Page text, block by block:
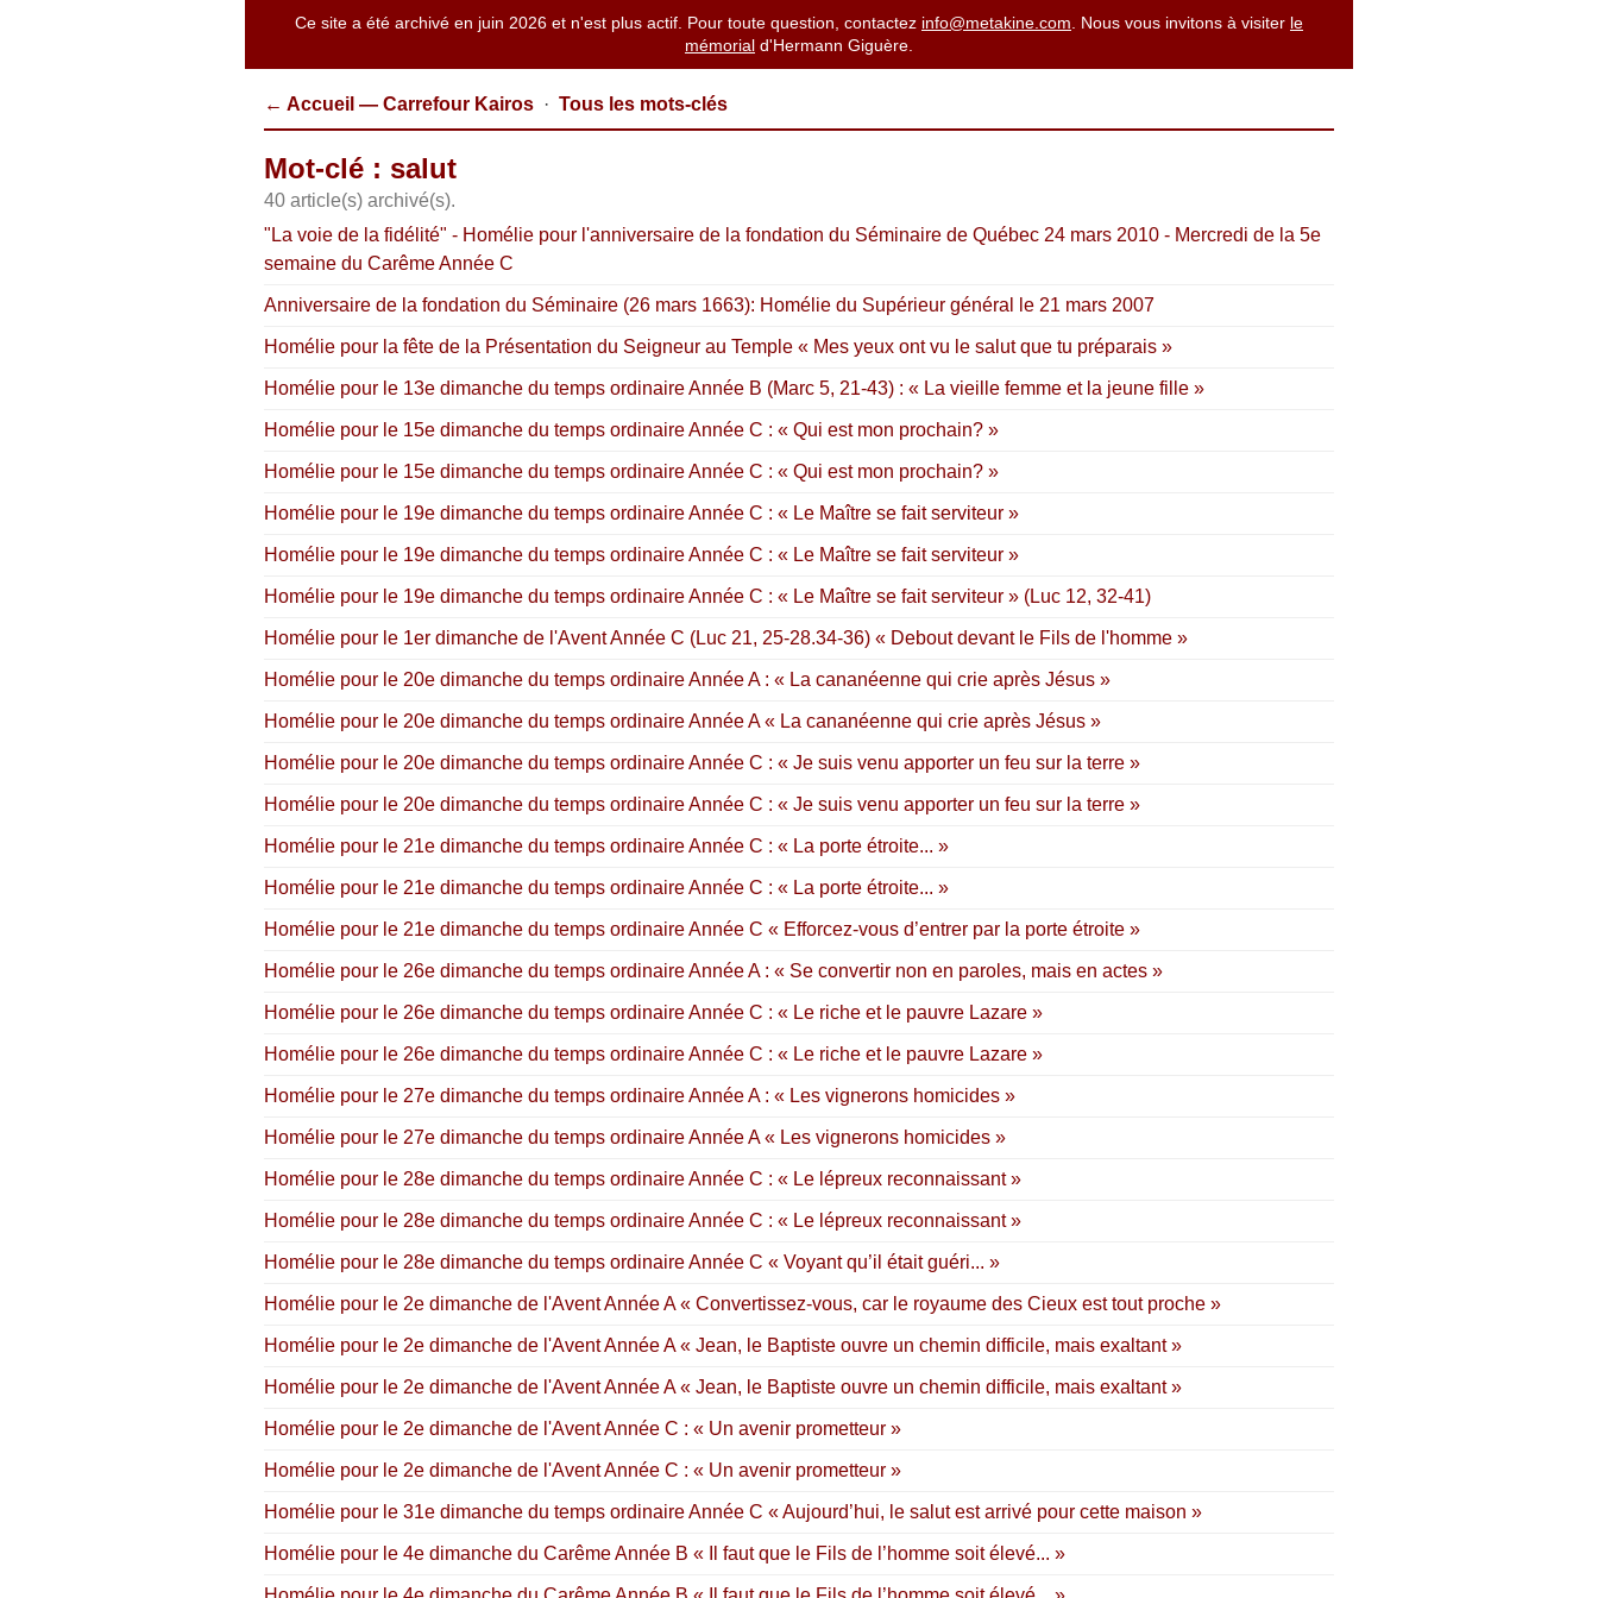
Ce site a été archivé en juin 2026 et n'est plus actif. Pour toute question, contactez info@metakine.com . Nous vous invitons à visiter le
mémorial d'Hermann Giguère.
← Accueil — Carrefour Kairos · Tous les mots-clés
Mot-clé : salut
40 article(s) archivé(s).
"La voie de la fidélité" - Homélie pour l'anniversaire de la fondation du Séminaire de Québec 24 mars 2010 - Mercredi de la 5e
semaine du Carême Année C
Anniversaire de la fondation du Séminaire (26 mars 1663): Homélie du Supérieur général le 21 mars 2007
Homélie pour la fête de la Présentation du Seigneur au Temple « Mes yeux ont vu le salut que tu préparais »
Homélie pour le 13e dimanche du temps ordinaire Année B (Marc 5, 21-43) : « La vieille femme et la jeune fille »
Homélie pour le 15e dimanche du temps ordinaire Année C : « Qui est mon prochain? »
Homélie pour le 15e dimanche du temps ordinaire Année C : « Qui est mon prochain? »
Homélie pour le 19e dimanche du temps ordinaire Année C : « Le Maître se fait serviteur »
Homélie pour le 19e dimanche du temps ordinaire Année C : « Le Maître se fait serviteur »
Homélie pour le 19e dimanche du temps ordinaire Année C : « Le Maître se fait serviteur » (Luc 12, 32-41)
Homélie pour le 1er dimanche de l'Avent Année C (Luc 21, 25-28.34-36) « Debout devant le Fils de l'homme »
Homélie pour le 20e dimanche du temps ordinaire Année A : « La cananéenne qui crie après Jésus »
Homélie pour le 20e dimanche du temps ordinaire Année A « La cananéenne qui crie après Jésus »
Homélie pour le 20e dimanche du temps ordinaire Année C : « Je suis venu apporter un feu sur la terre »
Homélie pour le 20e dimanche du temps ordinaire Année C : « Je suis venu apporter un feu sur la terre »
Homélie pour le 21e dimanche du temps ordinaire Année C : « La porte étroite... »
Homélie pour le 21e dimanche du temps ordinaire Année C : « La porte étroite... »
Homélie pour le 21e dimanche du temps ordinaire Année C « Efforcez-vous d’entrer par la porte étroite »
Homélie pour le 26e dimanche du temps ordinaire Année A : « Se convertir non en paroles, mais en actes »
Homélie pour le 26e dimanche du temps ordinaire Année C : « Le riche et le pauvre Lazare »
Homélie pour le 26e dimanche du temps ordinaire Année C : « Le riche et le pauvre Lazare »
Homélie pour le 27e dimanche du temps ordinaire Année A : « Les vignerons homicides »
Homélie pour le 27e dimanche du temps ordinaire Année A « Les vignerons homicides »
Homélie pour le 28e dimanche du temps ordinaire Année C : « Le lépreux reconnaissant »
Homélie pour le 28e dimanche du temps ordinaire Année C : « Le lépreux reconnaissant »
Homélie pour le 28e dimanche du temps ordinaire Année C « Voyant qu’il était guéri... »
Homélie pour le 2e dimanche de l'Avent Année A « Convertissez-vous, car le royaume des Cieux est tout proche »
Homélie pour le 2e dimanche de l'Avent Année A « Jean, le Baptiste ouvre un chemin difficile, mais exaltant »
Homélie pour le 2e dimanche de l'Avent Année A « Jean, le Baptiste ouvre un chemin difficile, mais exaltant »
Homélie pour le 2e dimanche de l'Avent Année C : « Un avenir prometteur »
Homélie pour le 2e dimanche de l'Avent Année C : « Un avenir prometteur »
Homélie pour le 31e dimanche du temps ordinaire Année C « Aujourd’hui, le salut est arrivé pour cette maison »
Homélie pour le 4e dimanche du Carême Année B « Il faut que le Fils de l’homme soit élevé... »